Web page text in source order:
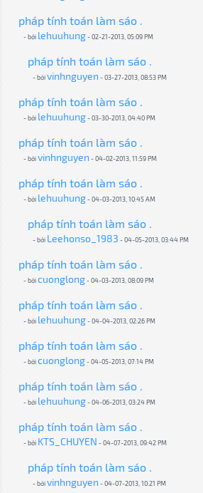
pháp tính toán làm sáo .
- bởi lehuuhung- 02-21-2013, 05:09 PM
pháp tính toán làm sáo .
- bởivinhnguyen - 03-27-2013, 08:53 PM
pháp tính toán làm sáo .
- bởi lehuuhung- 03-30-2013, 04:40 PM
pháp tính toán làm sáo .
- bởivinhnguyen - 04-02-2013, 11:59 PM
pháp tính toán làm sáo .
- bởi lehuuhung- 04-03-2013, 10:45 AM
pháp tính toán làm sáo .
- bởi Leehonso_1983 - 04-05-2013, 03:44 PM
pháp tính toán làm sáo .
- bởicuonglong- 04-03-2013, 08:09 PM
pháp tính toán làm sáo .
- bởi lehuuhung- 04-04-2013, 02:26 PM
pháp tính toán làm sáo .
- bởicuonglong- 04-05-2013, 07:14 PM
pháp tính toán làm sáo .
- bởi lehuuhung- 04-06-2013, 03:24 PM
pháp tính toán làm sáo .
- bởi KTS_CHUYEN - 04-07-2013, 09:42 PM
pháp tính toán làm sáo .
- bởivinhnguyen - 04-07-2013, 10:21 PM